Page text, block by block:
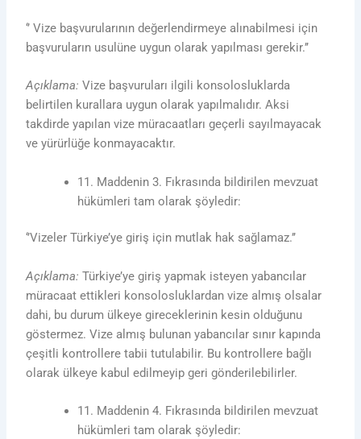
‘’ Vize başvurularının değerlendirmeye alınabilmesi için
başvuruların usulüne uygun olarak yapılması gerekir.’’
Açıklama:Vize başvuruları ilgili konsolosluklarda
belirtilen kurallara uygun olarak yapılmalıdır. Aksi
takdirde yapılan vize müracaatları geçerli sayılmayacak
ve yürürlüğe konmayacaktır.
11. Maddenin 3. Fıkrasında bildirilen mevzuat
hükümleri tam olarak şöyledir:
‘’Vizeler Türkiye’ye giriş için mutlak hak sağlamaz.’’
Açıklama: Türkiye’ye giriş yapmak isteyen yabancılar
müracaat ettikleri konsolosluklardan vize almış olsalar
dahi, bu durum ülkeye gireceklerinin kesin olduğunu
göstermez. Vize almış bulunan yabancılar sınır kapında
çeşitli kontrollere tabii tutulabilir. Bu kontrollere bağlı
olarak ülkeye kabul edilmeyip geri gönderilebilirler.
11. Maddenin 4. Fıkrasında bildirilen mevzuat
hükümleri tam olarak şöyledir: